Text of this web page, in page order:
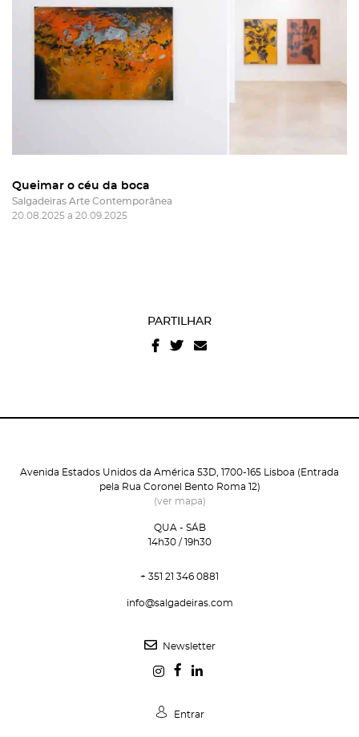
Queimar o céu da boca
Salgadeiras Arte Contemporânea
20.08.2025 a 20.09.2025
PARTILHAR
Avenida Estados Unidos da América 53D, 1700-165 Lisboa (Entrada
pela Rua Coronel Bento Roma 12)
(ver mapa)
QUA - SÁB
14h30 / 19h30
+ 351 21 346 0881
info@salgadeiras.com
Newsletter
Entrar